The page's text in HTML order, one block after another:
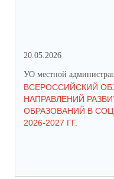
20.05.2026
УО местной
ВСЕРОССИЙСКИЙ
НАПРАВЛЕНИЙ
ОБРАЗОВАНИЙ В СОЦИАЛЬНОЙ СФЕРЕ НА ПЕРИОД
2026-2027 ГГ.